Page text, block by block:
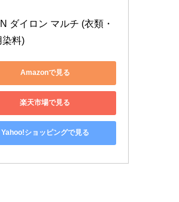
ダイロン マルチ (衣類・
染料)
Amazonで見る
楽天市場で見る
Yahoo!ショッピングで見る